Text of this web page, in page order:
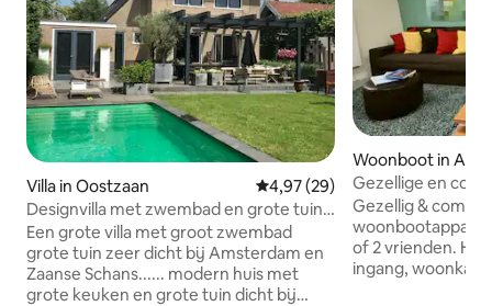
Villa in Oostzaan Gemiddelde beoordeling van
4,97 (29)
Designvilla met zwembad en grote tuin
AMSTERDAM
Een grote villa met groot zwembad
grote tuin zeer dicht bij Amsterdam en
Zaanse Schans...... modern huis met
grote keuken en grote tuin dicht bij
Woonboot in
Gezellige en
onderzetter dicht
Gezellig &
of 2 vrienden.
ingang,